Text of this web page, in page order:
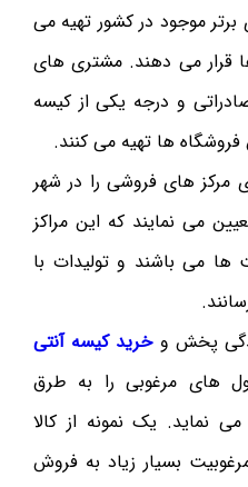
برتر موجود در کشور تهیه می
قرار می دهند. مشتری های
و درجه یکی از کیسه
فروشگاه ها تهیه می کنند.
مرکز های فروشی را در شهر
می نمایند که این مراکز
می باشند و تولیدات با
پخش وخرید کیسه آنتی
های مرغوبی را به طرق
نماید. یک نمونه از کالا
بسیار زیاد به فروش